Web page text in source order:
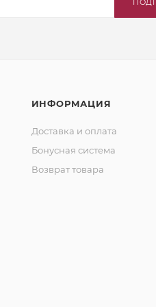
ИНФОРМАЦИЯ
Доставка и оплата
Бонусная система
Возврат товара